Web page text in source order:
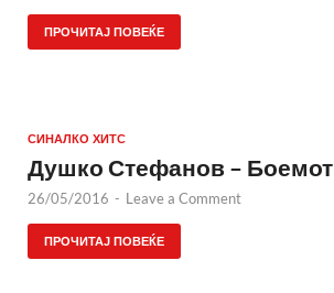
ПРОЧИТАЈ ПОВЕЌЕ
СИНАЛКО ХИТС
Душко Стефанов – Боемот
26/05/2016 - Leave a Comment
ПРОЧИТАЈ ПОВЕЌЕ